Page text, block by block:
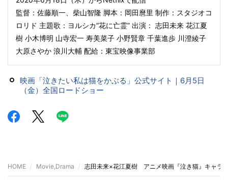
監督：佐藤順一、柴山智隆 脚本：岡田麿里 制作：スタジオコ
ロリド 主題歌：ヨルシカ“花に亡霊” 出演： 志田未来 花江夏
樹 小木博明 山寺宏一 寿美菜子 小野賢章 千葉進歩 川澄綾子
大原さやか 浪川大輔 配給：東宝映像事業部
映画「泣きたい私は猫をかぶる」公式サイト｜6月5日
（金）全国ロードショー
HOME Movie,Drama 志田未来×花江夏樹 アニメ映画『泣き猫』キャラ